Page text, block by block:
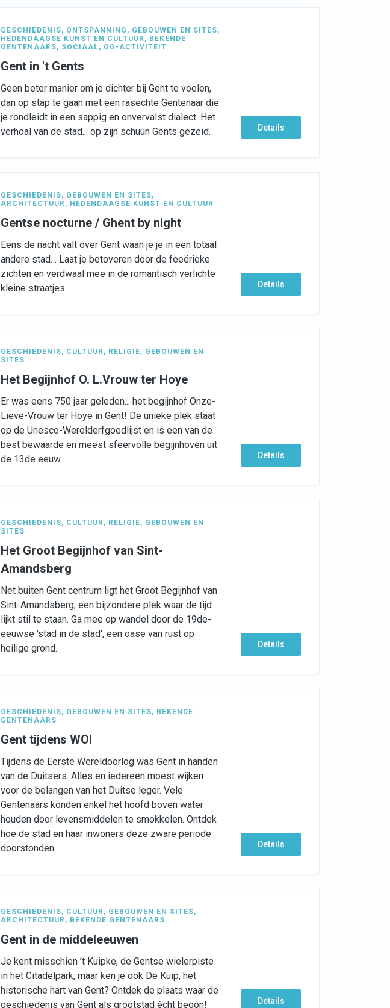
GESCHIEDENIS, ONTSPANNING , GEBOUWEN EN SITES,
HEDENDAAGSE KUNST EN CULTUUR , BEKENDE
GENTENAARS, SOCIAAL, GG-ACTIVITEIT
Gent in 't Gents
Geen beter manier om je dichter bij Gent te voelen,
dan op stap te gaan met een rasechte Gentenaar die
je rondleidt in een sappig en onvervalst dialect. Het
verhoal van de stad... op zijn schuun Gents gezeid.
Details
GESCHIEDENIS, GEBOUWEN EN SITES,
ARCHITECTUUR , HEDENDAAGSE KUNST EN CULTUUR
Gentse nocturne / Ghent by night
Eens de nacht valt over Gent waan je je in een totaal
andere stad… Laat je betoveren door de feeërieke
zichten en verdwaal mee in de romantisch verlichte
kleine straatjes.
Details
GESCHIEDENIS, CULTUUR , RELIGIE, GEBOUWEN EN
SITES
Het Begijnhof O. L.Vrouw ter Hoye
Er was eens 750 jaar geleden... het begijnhof Onze-
Lieve-Vrouw ter Hoye in Gent! De unieke plek staat
op de Unesco-Werelderfgoedlijst en is een van de
best bewaarde en meest sfeervolle begijnhoven uit
de 13de eeuw.
Details
GESCHIEDENIS, CULTUUR , RELIGIE, GEBOUWEN EN
SITES
Het Groot Begijnhof van Sint-
Amandsberg
Net buiten Gent centrum ligt het Groot Begijnhof van
Sint-Amandsberg, een bijzondere plek waar de tijd
lijkt stil te staan. Ga mee op wandel door de 19de-
eeuwse 'stad in de stad', een oase van rust op
heilige grond.
Details
GESCHIEDENIS, GEBOUWEN EN SITES, BEKENDE
GENTENAARS
Gent tijdens WOI
Tijdens de Eerste Wereldoorlog was Gent in handen
van de Duitsers. Alles en iedereen moest wijken
voor de belangen van het Duitse leger. Vele
Gentenaars konden enkel het hoofd boven water
houden door levensmiddelen te smokkelen. Ontdek
hoe de stad en haar inwoners deze zware periode
doorstonden.
Details
GESCHIEDENIS, CULTUUR , GEBOUWEN EN SITES,
ARCHITECTUUR , BEKENDE GENTENAARS
Gent in de middeleeuwen
Je kent misschien ’t Kuipke, de Gentse wielerpiste
in het Citadelpark, maar ken je ook De Kuip, het
historische hart van Gent? Ontdek de plaats waar de
geschiedenis van Gent als grootstad écht begon!
Details